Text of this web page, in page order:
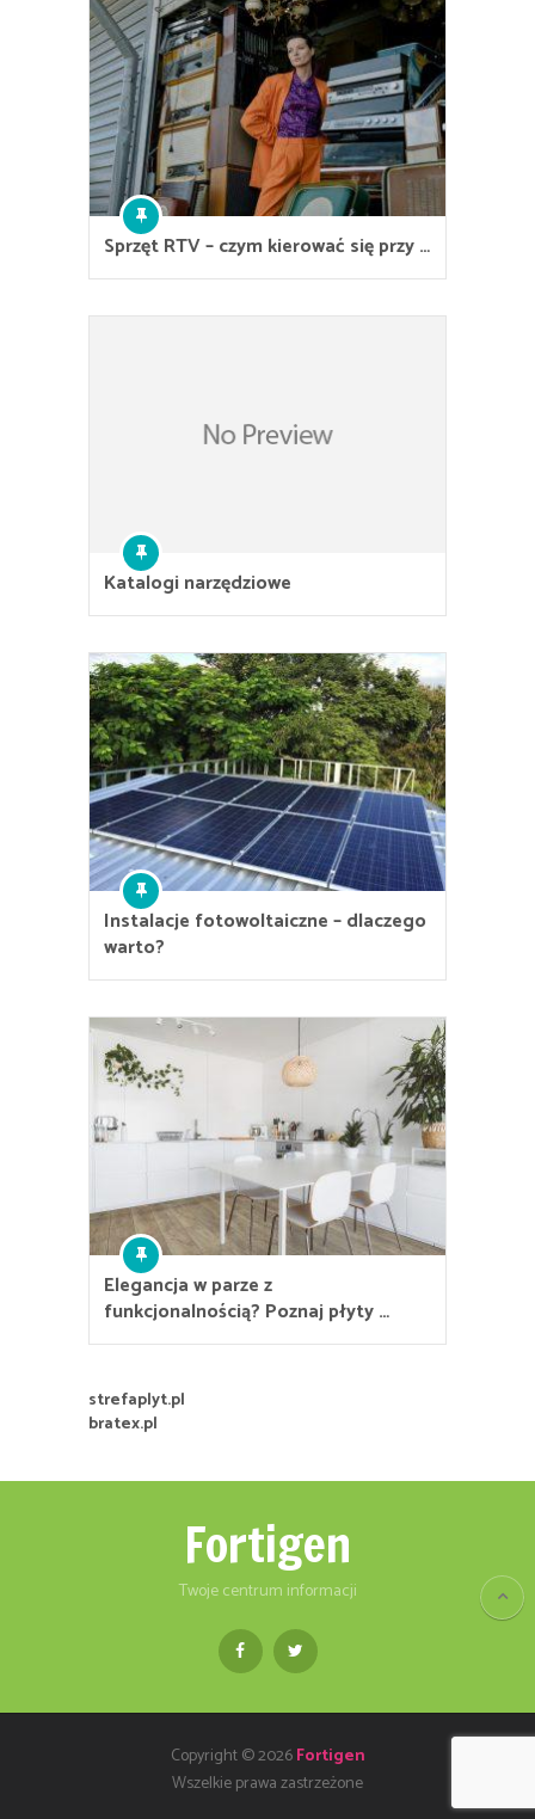
Sprzęt RTV – czym kierować się przy …
Katalogi narzędziowe
Instalacje fotowoltaiczne – dlaczego
warto?
Elegancja w parze z
funkcjonalnością? Poznaj płyty …
strefaplyt.pl
bratex.pl
Fortigen
Twoje centrum informacji
Copyright © 2026Fortigen
Wszelkie prawa zastrzeżone